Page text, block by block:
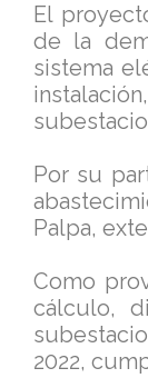
El
de la
sistema
Por su
Palpa,
Como
cálculo,
2022,